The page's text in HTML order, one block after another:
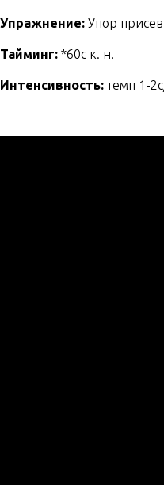
Упражнение: Упор
Тайминг: *60с к. н.
Интенсивность: темп 1-